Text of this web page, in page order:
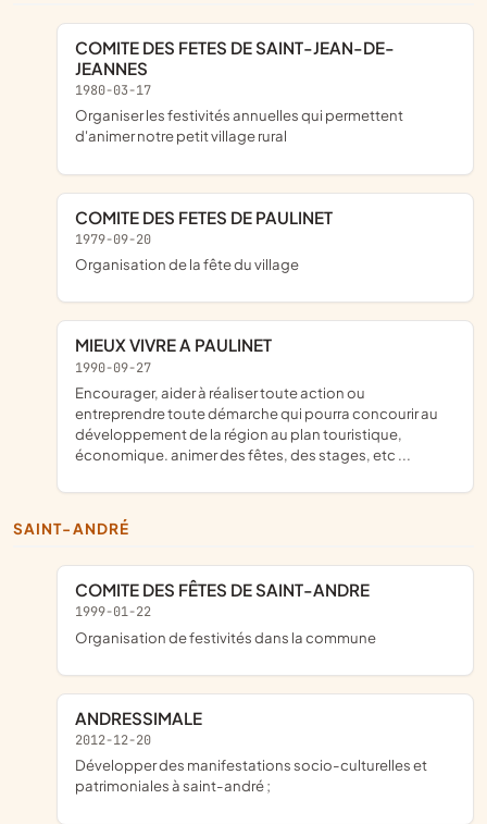
COMITE DES FETES DE SAINT-JEAN-DE-
JEANNES
1980-03-17
Organiser les festivités annuelles qui permettent
d'animer notre petit village rural
COMITE DES FETES DE PAULINET
1979-09-20
Organisation de la fête du village
MIEUX VIVRE A PAULINET
1990-09-27
encourager, aider à réaliser toute action ou
entreprendre toute démarche qui pourra concourir au
développement de la région au plan touristique,
économique. animer des fêtes, des stages, etc ...
SAINT-ANDRÉ
COMITE DES FÊTES DE SAINT-ANDRE
1999-01-22
organisation de festivités dans la commune
ANDRESSIMALE
2012-12-20
développer des manifestations socio-culturelles et
patrimoniales à saint-andré ;